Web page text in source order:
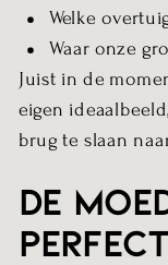
Welke
Waar onze
Juist in de
eigen
brug te slaan
De